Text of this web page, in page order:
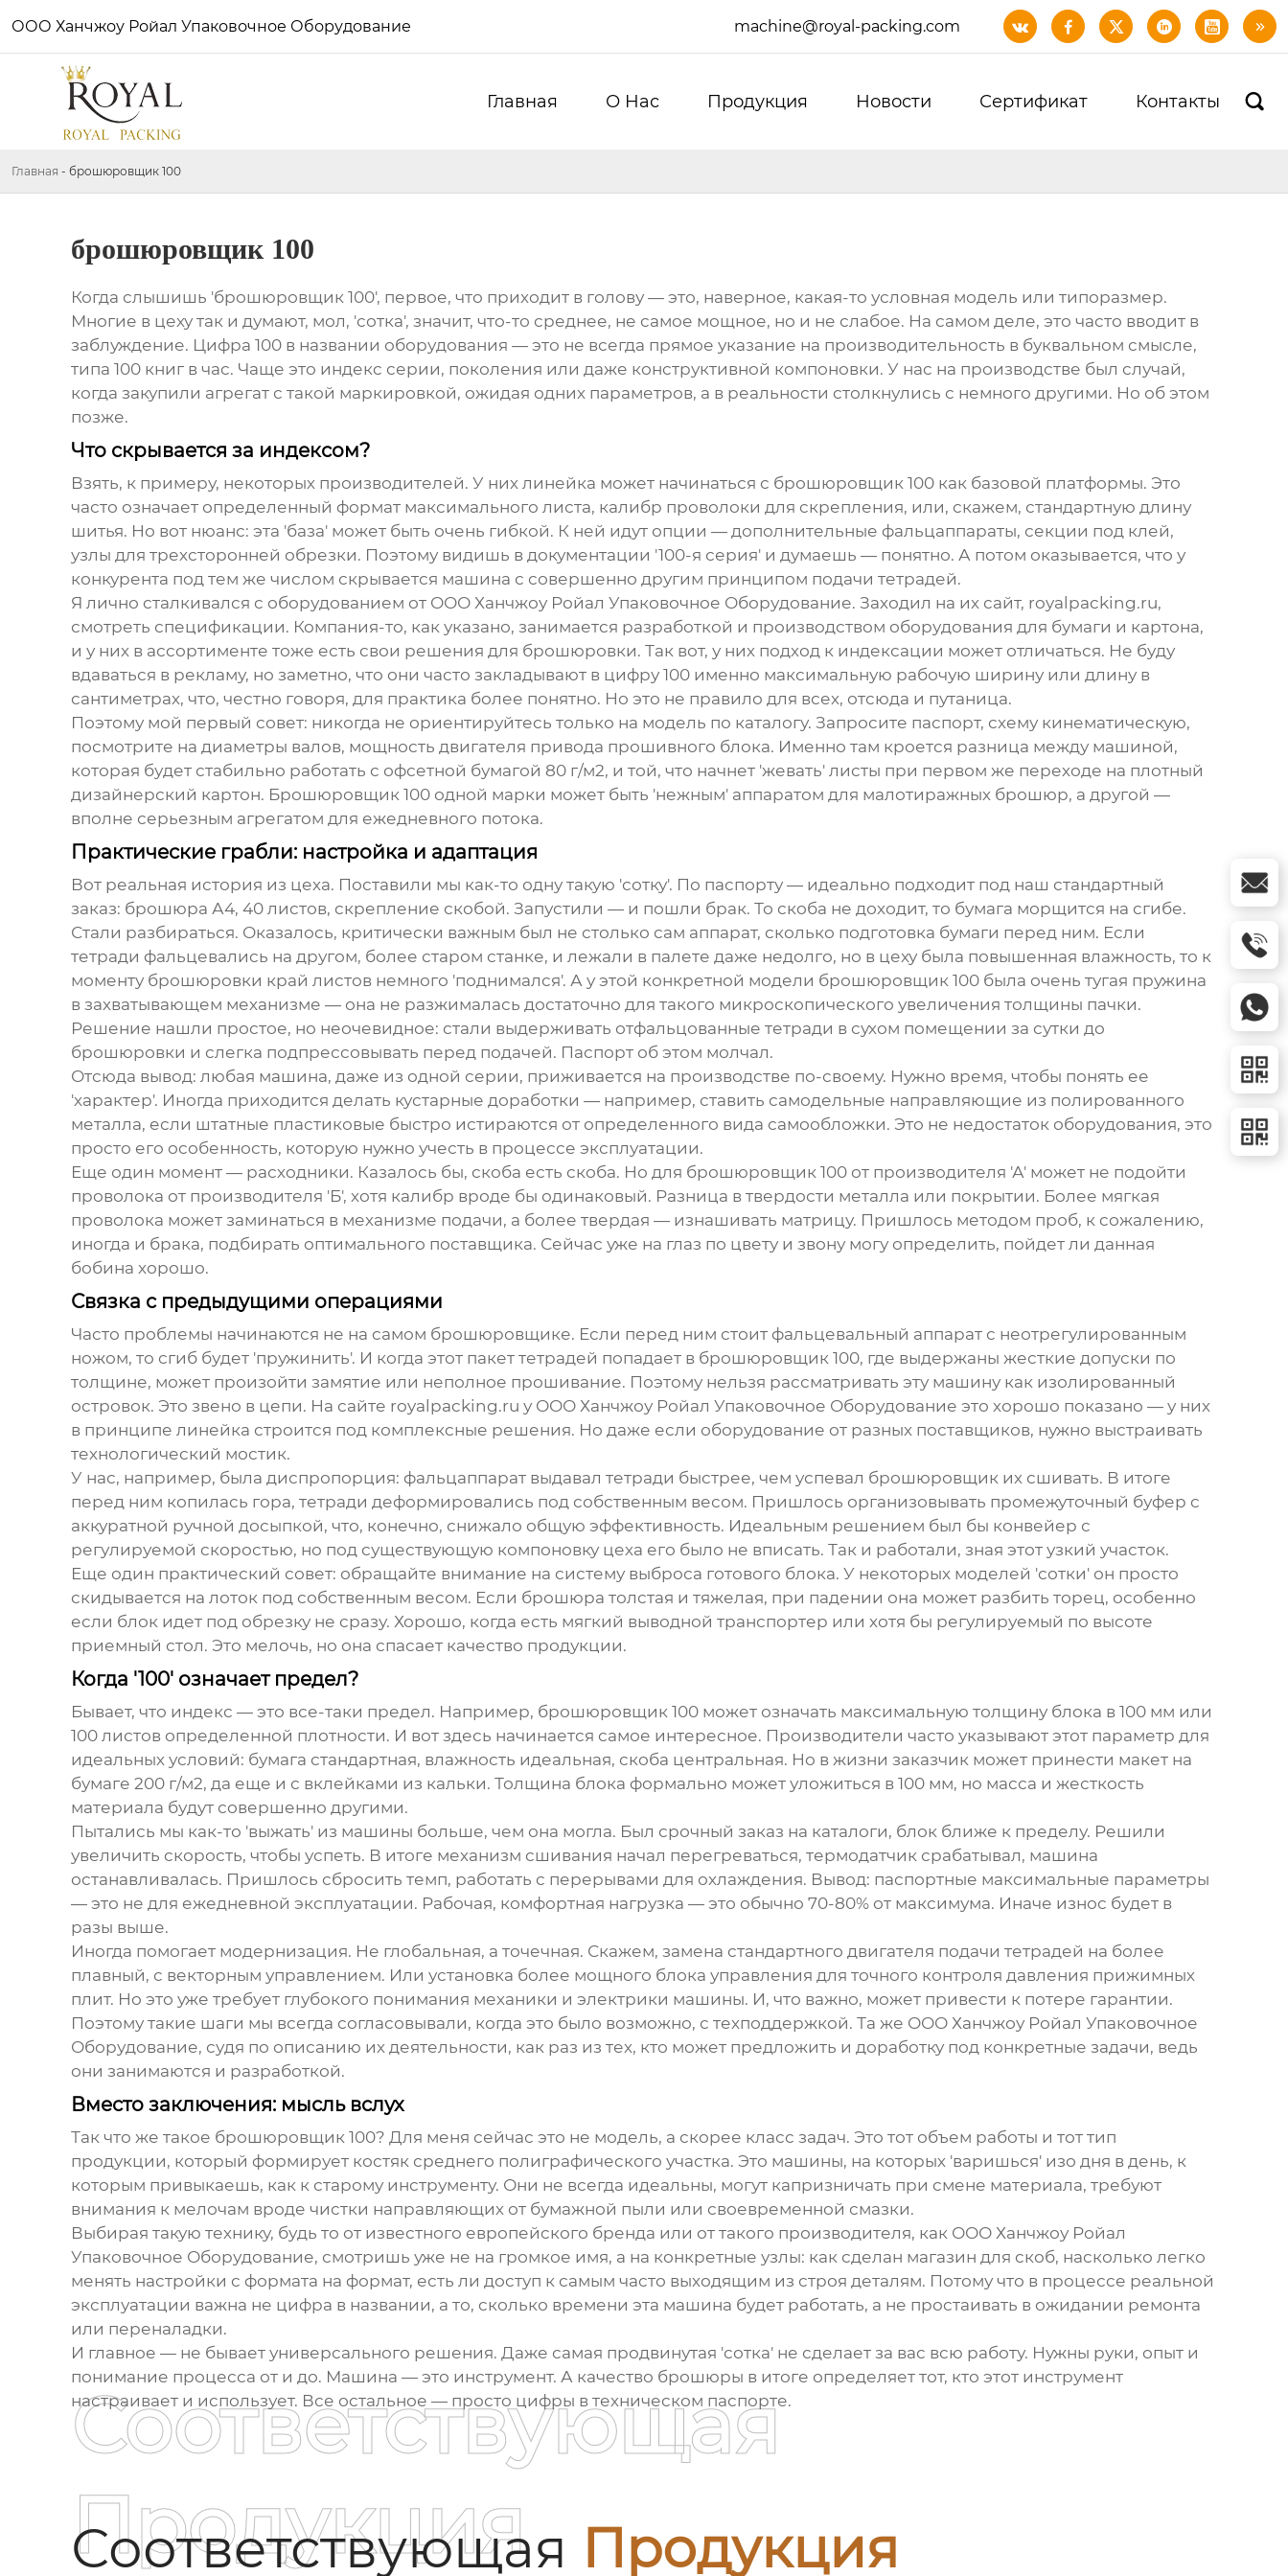
ООО Ханчжоу Ройал Упаковочное Оборудование machine@royal-packing.com      
Главная О Hас Продукция Новости Сертификат Контакты 
Главная - брошюровщик 100
брошюровщик 100
Когда слышишь 'брошюровщик 100', первое, что приходит в голову — это, наверное, какая-то условная модель или типоразмер.
Многие в цеху так и думают, мол, 'сотка', значит, что-то среднее, не самое мощное, но и не слабое. На самом деле, это часто вводит в
заблуждение. Цифра 100 в названии оборудования — это не всегда прямое указание на производительность в буквальном смысле,
типа 100 книг в час. Чаще это индекс серии, поколения или даже конструктивной компоновки. У нас на производстве был случай,
когда закупили агрегат с такой маркировкой, ожидая одних параметров, а в реальности столкнулись с немного другими. Но об этом
позже.
Что скрывается за индексом?
Взять, к примеру, некоторых производителей. У них линейка может начинаться с брошюровщик 100как базовой платформы. Это
часто означает определенный формат максимального листа, калибр проволоки для скрепления, или, скажем, стандартную длину
шитья. Но вот нюанс: эта 'база' может быть очень гибкой. К ней идут опции — дополнительные фальцаппараты, секции под клей,
узлы для трехсторонней обрезки. Поэтому видишь в документации '100-я серия' и думаешь — понятно. А потом оказывается, что у
конкурента под тем же числом скрывается машина с совершенно другим принципом подачи тетрадей.
Я лично сталкивался с оборудованием от ООО Ханчжоу Ройал Упаковочное Оборудование. Заходил на их сайт, royalpacking.ru,
смотреть спецификации. Компания-то, как указано, занимается разработкой и производством оборудования для бумаги и картона,
и у них в ассортименте тоже есть свои решения для брошюровки. Так вот, у них подход к индексации может отличаться. Не буду
вдаваться в рекламу, но заметно, что они часто закладывают в цифру 100 именно максимальную рабочую ширину или длину в
сантиметрах, что, честно говоря, для практика более понятно. Но это не правило для всех, отсюда и путаница.
Поэтому мой первый совет: никогда не ориентируйтесь только на модель по каталогу. Запросите паспорт, схему кинематическую,
посмотрите на диаметры валов, мощность двигателя привода прошивного блока. Именно там кроется разница между машиной,
которая будет стабильно работать с офсетной бумагой 80 г/м2, и той, что начнет 'жевать' листы при первом же переходе на плотный
дизайнерский картон. Брошюровщик 100одной марки может быть 'нежным' аппаратом для малотиражных брошюр, а другой —
вполне серьезным агрегатом для ежедневного потока.
Практические грабли: настройка и адаптация
Вот реальная история из цеха. Поставили мы как-то одну такую 'сотку'. По паспорту — идеально подходит под наш стандартный
заказ: брошюра А4, 40 листов, скрепление скобой. Запустили — и пошли брак. То скоба не доходит, то бумага морщится на сгибе.
Стали разбираться. Оказалось, критически важным был не столько сам аппарат, сколько подготовка бумаги перед ним. Если
тетради фальцевались на другом, более старом станке, и лежали в палете даже недолго, но в цеху была повышенная влажность, то к
моменту брошюровки край листов немного 'поднимался'. А у этой конкретной модели брошюровщик 100была очень тугая пружина
в захватывающем механизме — она не разжималась достаточно для такого микроскопического увеличения толщины пачки.
Решение нашли простое, но неочевидное: стали выдерживать отфальцованные тетради в сухом помещении за сутки до
брошюровки и слегка подпрессовывать перед подачей. Паспорт об этом молчал.
Отсюда вывод: любая машина, даже из одной серии, приживается на производстве по-своему. Нужно время, чтобы понять ее
'характер'. Иногда приходится делать кустарные доработки — например, ставить самодельные направляющие из полированного
металла, если штатные пластиковые быстро истираются от определенного вида самообложки. Это не недостаток оборудования, это
просто его особенность, которую нужно учесть в процессе эксплуатации.
Еще один момент — расходники. Казалось бы, скоба есть скоба. Но для брошюровщик 100от производителя 'А' может не подойти
проволока от производителя 'Б', хотя калибр вроде бы одинаковый. Разница в твердости металла или покрытии. Более мягкая
проволока может заминаться в механизме подачи, а более твердая — изнашивать матрицу. Пришлось методом проб, к сожалению,
иногда и брака, подбирать оптимального поставщика. Сейчас уже на глаз по цвету и звону могу определить, пойдет ли данная
бобина хорошо.
Связка с предыдущими операциями
Часто проблемы начинаются не на самом брошюровщике. Если перед ним стоит фальцевальный аппарат с неотрегулированным
ножом, то сгиб будет 'пружинить'. И когда этот пакет тетрадей попадает в брошюровщик 100, где выдержаны жесткие допуски по
толщине, может произойти замятие или неполное прошивание. Поэтому нельзя рассматривать эту машину как изолированный
островок. Это звено в цепи. На сайте royalpacking.ru у ООО Ханчжоу Ройал Упаковочное Оборудование это хорошо показано — у них
в принципе линейка строится под комплексные решения. Но даже если оборудование от разных поставщиков, нужно выстраивать
технологический мостик.
У нас, например, была диспропорция: фальцаппарат выдавал тетради быстрее, чем успевал брошюровщик их сшивать. В итоге
перед ним копилась гора, тетради деформировались под собственным весом. Пришлось организовывать промежуточный буфер с
аккуратной ручной досыпкой, что, конечно, снижало общую эффективность. Идеальным решением был бы конвейер с
регулируемой скоростью, но под существующую компоновку цеха его было не вписать. Так и работали, зная этот узкий участок.
Еще один практический совет: обращайте внимание на систему выброса готового блока. У некоторых моделей 'сотки' он просто
скидывается на лоток под собственным весом. Если брошюра толстая и тяжелая, при падении она может разбить торец, особенно
если блок идет под обрезку не сразу. Хорошо, когда есть мягкий выводной транспортер или хотя бы регулируемый по высоте
приемный стол. Это мелочь, но она спасает качество продукции.
Когда '100' означает предел?
Бывает, что индекс — это все-таки предел. Например, брошюровщик 100может означать максимальную толщину блока в 100 мм или
100 листов определенной плотности. И вот здесь начинается самое интересное. Производители часто указывают этот параметр для
идеальных условий: бумага стандартная, влажность идеальная, скоба центральная. Но в жизни заказчик может принести макет на
бумаге 200 г/м2, да еще и с вклейками из кальки. Толщина блока формально может уложиться в 100 мм, но масса и жесткость
материала будут совершенно другими.
Пытались мы как-то 'выжать' из машины больше, чем она могла. Был срочный заказ на каталоги, блок ближе к пределу. Решили
увеличить скорость, чтобы успеть. В итоге механизм сшивания начал перегреваться, термодатчик срабатывал, машина
останавливалась. Пришлось сбросить темп, работать с перерывами для охлаждения. Вывод: паспортные максимальные параметры
— это не для ежедневной эксплуатации. Рабочая, комфортная нагрузка — это обычно 70-80% от максимума. Иначе износ будет в
разы выше.
Иногда помогает модернизация. Не глобальная, а точечная. Скажем, замена стандартного двигателя подачи тетрадей на более
плавный, с векторным управлением. Или установка более мощного блока управления для точного контроля давления прижимных
плит. Но это уже требует глубокого понимания механики и электрики машины. И, что важно, может привести к потере гарантии.
Поэтому такие шаги мы всегда согласовывали, когда это было возможно, с техподдержкой. Та же ООО Ханчжоу Ройал Упаковочное
Оборудование, судя по описанию их деятельности, как раз из тех, кто может предложить и доработку под конкретные задачи, ведь
они занимаются и разработкой.
Вместо заключения: мысль вслух
Так что же такое брошюровщик 100? Для меня сейчас это не модель, а скорее класс задач. Это тот объем работы и тот тип
продукции, который формирует костяк среднего полиграфического участка. Это машины, на которых 'варишься' изо дня в день, к
которым привыкаешь, как к старому инструменту. Они не всегда идеальны, могут капризничать при смене материала, требуют
внимания к мелочам вроде чистки направляющих от бумажной пыли или своевременной смазки.
Выбирая такую технику, будь то от известного европейского бренда или от такого производителя, как ООО Ханчжоу Ройал
Упаковочное Оборудование, смотришь уже не на громкое имя, а на конкретные узлы: как сделан магазин для скоб, насколько легко
менять настройки с формата на формат, есть ли доступ к самым часто выходящим из строя деталям. Потому что в процессе реальной
эксплуатации важна не цифра в названии, а то, сколько времени эта машина будет работать, а не простаивать в ожидании ремонта
или переналадки.
И главное — не бывает универсального решения. Даже самая продвинутая 'сотка' не сделает за вас всю работу. Нужны руки, опыт и
понимание процесса от и до. Машина — это инструмент. А качество брошюры в итоге определяет тот, кто этот инструмент
настраивает и использует. Все остальное — просто цифры в техническом паспорте.
Соответствующая Продукция
Соответствующая
Продукция